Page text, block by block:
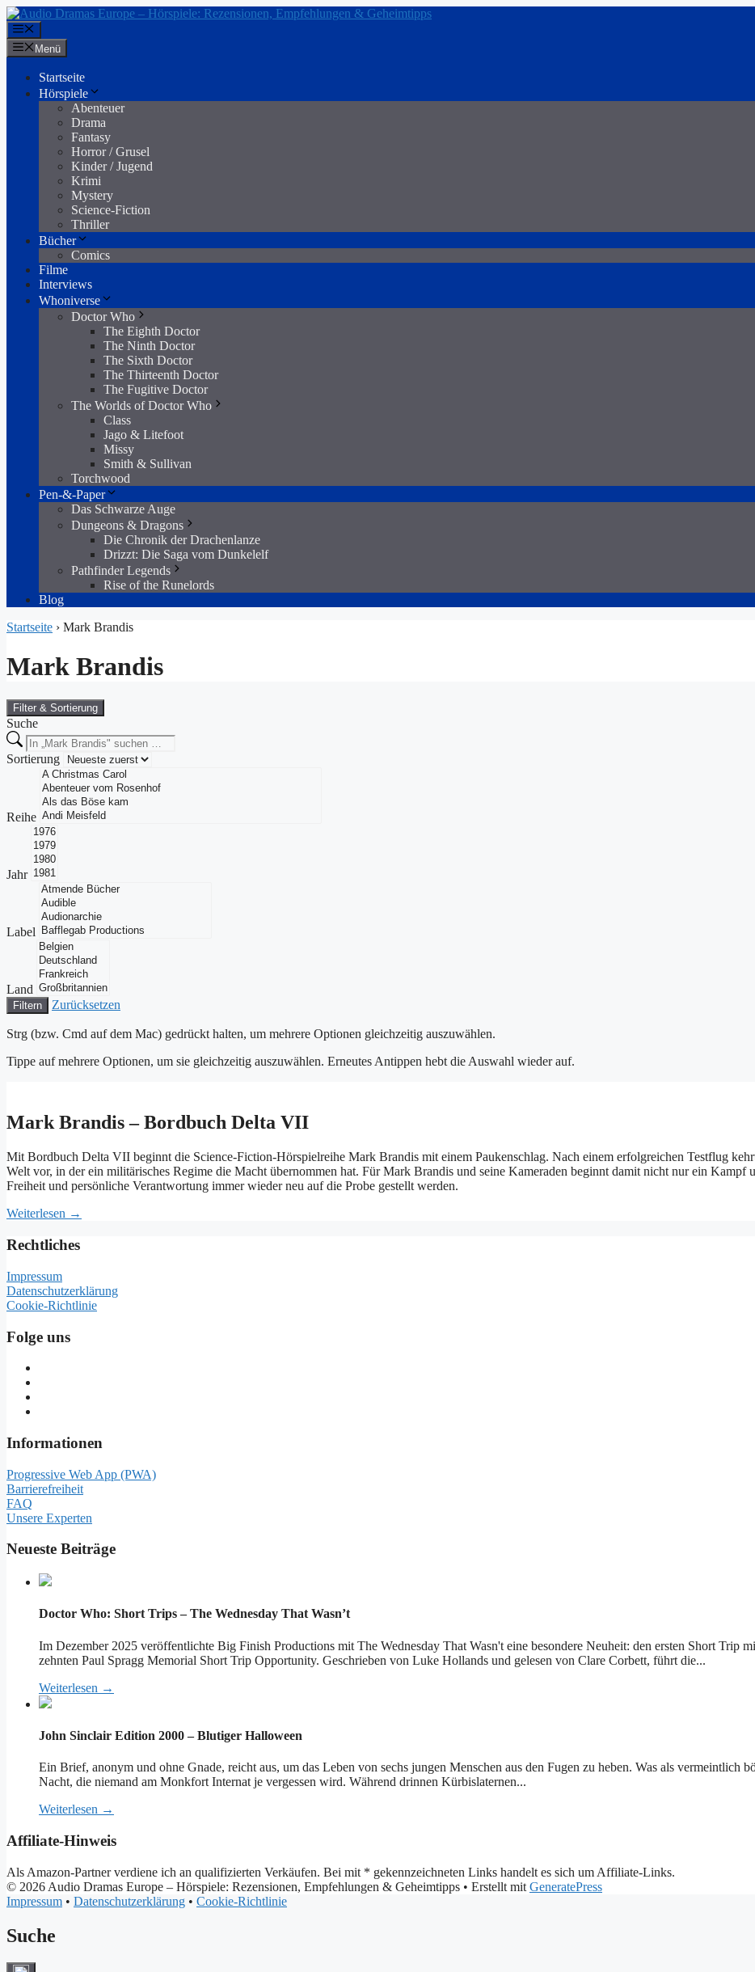
Zum
Inhalt
springen
Menü
Startseite
Hörspiele
Abenteuer
Drama
Fantasy
Horror / Grusel
Kinder / Jugend
Krimi
Mystery
Science-Fiction
Thriller
Bücher
Comics
Filme
Interviews
Whoniverse
Doctor Who
The Eighth Doctor
The Ninth Doctor
The Sixth Doctor
The Thirteenth Doctor
The Fugitive Doctor
The Worlds of Doctor Who
Class
Jago & Litefoot
Missy
Smith & Sullivan
Torchwood
Pen-&-Paper
Das Schwarze Auge
Dungeons & Dragons
Die Chronik der Drachenlanze
Drizzt: Die Saga vom Dunkelelf
Pathfinder Legends
Rise of the Runelords
Blog
Startseite › Mark Brandis
Mark Brandis
Filter & Sortierung
Suche
Sortierung
Reihe
Jahr
Label
Land
Filtern Zurücksetzen
Strg (bzw. Cmd auf dem Mac) gedrückt halten, um mehrere Optionen gleichzeitig auszuwählen.
Tippe auf mehrere Optionen, um sie gleichzeitig auszuwählen. Erneutes Antippen hebt die Auswahl wieder auf.
Mark Brandis – Bordbuch Delta VII
Mit Bordbuch Delta VII beginnt die Science-Fiction-Hörspielreihe Mark Brandis mit einem Paukenschlag. Nach einem erfolgreichen Testflug
Welt vor, in der ein militärisches Regime die Macht übernommen hat. Für Mark Brandis und seine Kameraden beginnt damit nicht nur ein Kampf
Freiheit und persönliche Verantwortung immer wieder neu auf die Probe gestellt werden.
Weiterlesen →
Rechtliches
Impressum
Datenschutzerklärung
Cookie-Richtlinie
Folge uns
Informationen
Progressive Web App (PWA)
Barrierefreiheit
FAQ
Unsere Experten
Neueste Beiträge
Doctor Who: Short Trips – The Wednesday That Wasn’t
Im Dezember 2025 veröffentlichte Big Finish Productions mit The Wednesday That Wasn't eine besondere Neuheit: den ersten Short Trip
zehnten Paul Spragg Memorial Short Trip Opportunity. Geschrieben von Luke Hollands und gelesen von Clare Corbett, führt die...
Weiterlesen →
John Sinclair Edition 2000 – Blutiger Halloween
Ein Brief, anonym und ohne Gnade, reicht aus, um das Leben von sechs jungen Menschen aus den Fugen zu heben. Was als vermeintlich
Nacht, die niemand am Monkfort Internat je vergessen wird. Während drinnen Kürbislaternen...
Weiterlesen →
Affiliate-Hinweis
Als Amazon-Partner verdiene ich an qualifizierten Verkäufen. Bei mit * gekennzeichneten Links handelt es sich um Affiliate-Links.
© 2026 Audio Dramas Europe – Hörspiele: Rezensionen, Empfehlungen & Geheimtipps • Erstellt mit GeneratePress
Impressum • Datenschutzerklärung • Cookie-Richtlinie
Suche